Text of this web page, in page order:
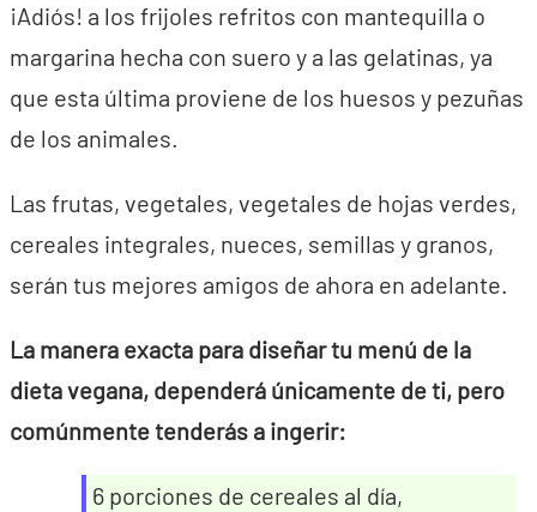
¡Adiós! a los frijoles refritos con mantequilla o
margarina hecha con suero y a las gelatinas, ya
que esta última proviene de los huesos y pezuñas
de los animales.
Las frutas, vegetales, vegetales de hojas verdes,
cereales integrales, nueces, semillas y granos,
serán tus mejores amigos de ahora en adelante.
La manera exacta para diseñar tu menú de la
dieta vegana, dependerá únicamente de ti, pero
comúnmente tenderás a ingerir:
6 porciones de cereales al día,